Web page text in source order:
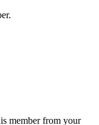
member from your